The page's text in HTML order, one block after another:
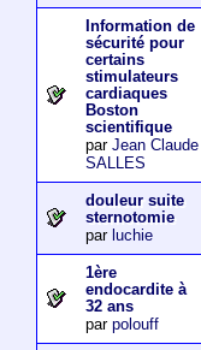
Information de
sécurité pour
certains
stimulateurs
cardiaques
Boston
scientifique
par Jean Claude
SALLES
douleur suite
sternotomie
par luchie
1ère
endocardite à
32 ans
par polouff